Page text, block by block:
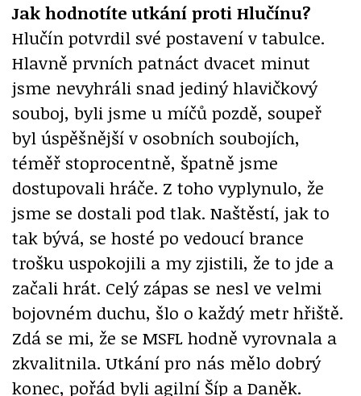
Jak hodnotíte utkání proti Hlučínu?
Hlučín potvrdil své postavení v tabulce.
Hlavně prvních patnáct dvacet minut
jsme nevyhráli snad jediný hlavičkový
souboj, byli jsme u míčů pozdě, soupeř
byl úspěšnější v osobních soubojích,
téměř stoprocentně, špatně jsme
dostupovali hráče. Z toho vyplynulo, že
jsme se dostali pod tlak. Naštěstí, jak to
tak bývá, se hosté po vedoucí brance
trošku uspokojili a my zjistili, že to jde a
začali hrát. Celý zápas se nesl ve velmi
bojovném duchu, šlo o každý metr hřiště.
Zdá se mi, že se MSFL hodně vyrovnala a
zkvalitnila. Utkání pro nás mělo dobrý
konec, pořád byli agilní Šíp a Daněk.